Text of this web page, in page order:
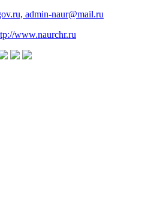
admin-naur@mail.ru
www.naurchr.ru